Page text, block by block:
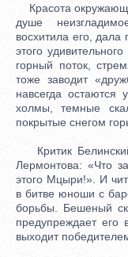
Красота
душе
восхитила его, дала
этого
горный поток,
тоже заводит
навсегда
холмы, темные
покрытые снегом
Критик
Лермонтова: «Что
этого Мцыри!». И
в битве юноши с
борьбы. Бешеный
предупреждает его
выходит